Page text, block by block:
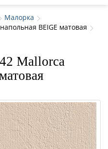
Малорка
BEIGE матовая
Mallorca